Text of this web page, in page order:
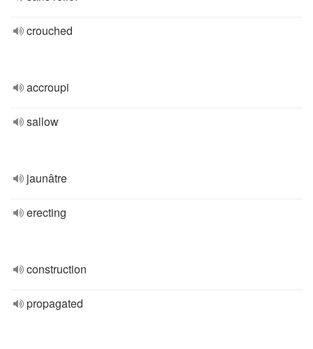
crouched
accroupi
sallow
jaunâtre
erecting
construction
propagated